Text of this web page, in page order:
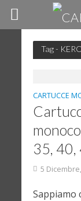
Tag -
CARTUCCE
35, 40,
5
Sappiamo